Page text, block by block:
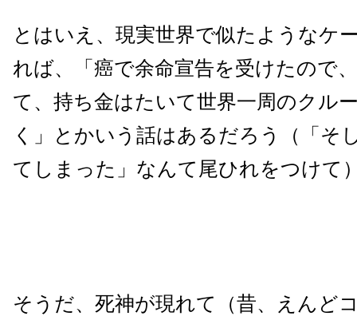
とはいえ、現実世界で似たようなケ
れば、「癌で余命宣告を受けたので
て、持ち金はたいて世界一周のクル
く」とかいう話はあるだろう（「そ
てしまった」なんて尾ひれをつけて
そうだ、死神が現れて（昔、えんど